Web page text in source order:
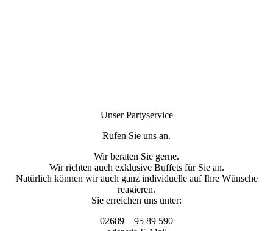
Unser Partyservice
Rufen Sie uns an.
Wir beraten Sie gerne.
Wir richten auch exklusive Buffets für Sie an.
Natürlich können wir auch ganz individuelle auf Ihre Wünsche
reagieren.
Sie erreichen uns unter:
02689 – 95 89 590